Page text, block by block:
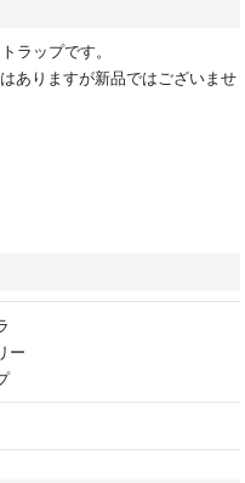
ラップです。
ありますが新品ではございませ
ー